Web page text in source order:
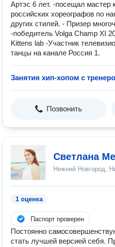
Артэс 6 лет. -посещал мастер
российских хореографов по
других стилей. - Призер
-победитель Volga Champ XI
Kittens lab -Участник
танцы на канале Россия 1.
Занятия хип-хопом с
Позвонить
Светлана
Нижний Новгород,
1 оценка
Паспорт проверен
Постоянно
стать лучшей версией себя.